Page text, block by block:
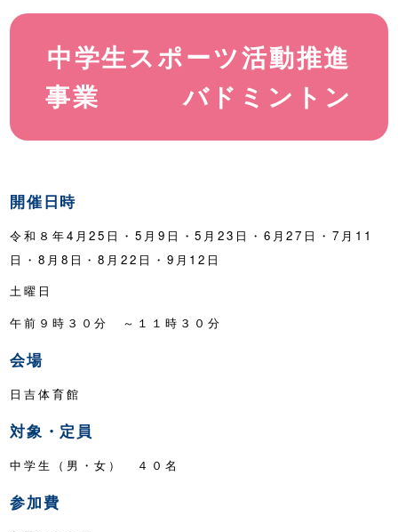
中学生スポーツ活動推進
事業 バドミントン
開催日時
令和８年4月25日・5月9日・5月23日・6月27日・7月11
日・8月8日・8月22日・9月12日
土曜日
午前９時３０分 ～１１時３０分
会場
日吉体育館
対象・定員
中学生（男・女） ４０名
参加費